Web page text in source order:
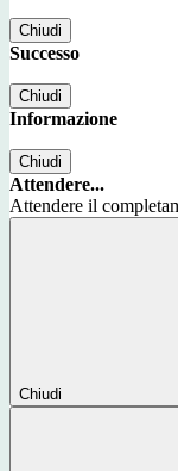
Chiudi
Successo
Chiudi
Informazione
Chiudi
Attendere...
Attendere il
Chiudi